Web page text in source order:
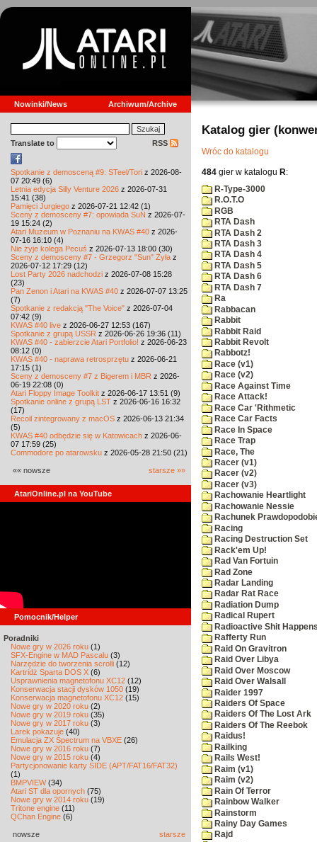
Nowinki/News Archiwum/Archive
Translate to RSS
Spotkanie z demosceną #9: STeel/Tori z 2026-08-
07 20:49 (6)
Letnia edycja Silly Venture 2026 z 2026-07-31
15:41 (38)
Pamięci Jurgiego z 2026-07-21 12:42 (1)
Sceny z demosceny #7: opowiada SuN z 2026-07-
19 15:24 (2)
Atari Muzeum w Poznaniu na KWAS #40 z 2026-
07-16 16:10 (4)
Nie żyje kolega Pecuś z 2026-07-13 18:00 (30)
Sceny z demosceny #7 - Grzegorz "Sun" Żyła z
2026-07-12 17:29 (12)
Lost Party 2026 nadchodzi z 2026-07-08 15:28
(23)
Pan Zenon i Atari na KWAS #40 z 2026-07-07 13:25
(7)
Spotkanie z redakcją "The Voice" z 2026-07-04
07:42 (9)
KWAS #40 live z 2026-06-27 12:53 (167)
Spotkanie z grupą USSR z 2026-06-26 19:36 (11)
KWAS #40 - zabierzcie Atari Portfolio! z 2026-06-23
08:12 (0)
KWAS #40 - naprawa retrosprzętu z 2026-06-21
17:15 (1)
Sceny z demosceny #7 z Bigerem i MBR z 2026-
06-19 22:08 (0)
Atari Floppy Image Toolkit z 2026-06-17 13:51 (9)
Spotkanie online z grupą LST z 2026-06-16 16:32
(17)
Recoil zintegrowany z macOS z 2026-06-13 21:34
(5)
KWAS #40 odbędzie się w Katowicach z 2026-06-
07 17:59 (25)
Commodore po atarowsku z 2026-05-28 21:50 (21)
«« nowsze starsze »»
AtariOnline.pl na YouTube
Pomocnik/Helper
Poradniki
Nowe gry w 2026 roku (1)
SFX-Engine w MAD Pascalu (3)
Narzędzie do tworzenia scrolli (12)
Kartridż Sparta DOS X (6)
Usprawnienia magnetofonu XC12 (12)
Konserwacja stacji dysków 1050 (19)
Konserwacja magnetofonu XC12 (15)
Nowe gry w 2020 roku (2)
Nowe gry w 2019 roku (35)
Nowe gry w 2017 roku (3)
Larek pokazuje (40)
Emulacja ZX Spectrum na VBXE (26)
Nowe gry w 2016 roku (7)
Nowe gry w 2015 roku (4)
Partycjonowanie karty SIDE (APT/FAT16/FAT32)
(1)
BMPVIEW(34)
Atari ST dla opornych (75)
Nowe gry w 2014 roku (19)
Tritone engine (11)
QChan Engine (6)
nowsze starsze
Katalog gier
Wróc do katalogu
484 gier w katalogu R:
R-Type-3000
R.O.T.O
RGB
RTA Dash
RTA Dash 2
RTA Dash 3
RTA Dash 4
RTA Dash 5
RTA Dash 6
RTA Dash 7
Ra
Rabbacan
Rabbit
Rabbit Raid
Rabbit Revolt
Rabbotz!
Race (v1)
Race (v2)
Race Against Time
Race Attack!
Race Car 'Rithmetic
Race Car Facts
Race In Space
Race Trap
Race, The
Racer (v1)
Racer (v2)
Racer (v3)
Rachowanie Heartlight
Rachowanie Nessie
Rachunek
Racing
Racing Destruction Set
Rack'em Up!
Rad Van Fortuin
Rad Zone
Radar Landing
Radar Rat Race
Radiation Dump
Radical Rupert
Radioactive Shit
Rafferty Run
Raid On Gravitron
Raid Over Libya
Raid Over Moscow
Raid Over Walsall
Raider 1997
Raiders Of Space
Raiders Of The Lost Ark
Raiders Of The Reebok
Raidus!
Railking
Rails West!
Raim (v1)
Raim (v2)
Rain Of Terror
Rainbow Walker
Rainstorm
Rainy Day Games
Rajd